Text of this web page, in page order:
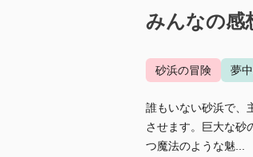
みんなの感
砂浜の冒険 夢
誰もいない砂浜で、
させます。巨大な砂
つ魔法のような魅...